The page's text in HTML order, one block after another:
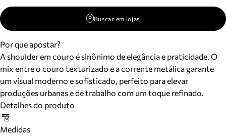
Buscar em lojas
Por que apostar?
A shoulder em couro é sinônimo de elegância e praticidade. O
mix entre o couro texturizado e a corrente metálica garante
um visual moderno e sofisticado, perfeito para elevar
produções urbanas e de trabalho com um toque refinado.
Detalhes do produto
Medidas